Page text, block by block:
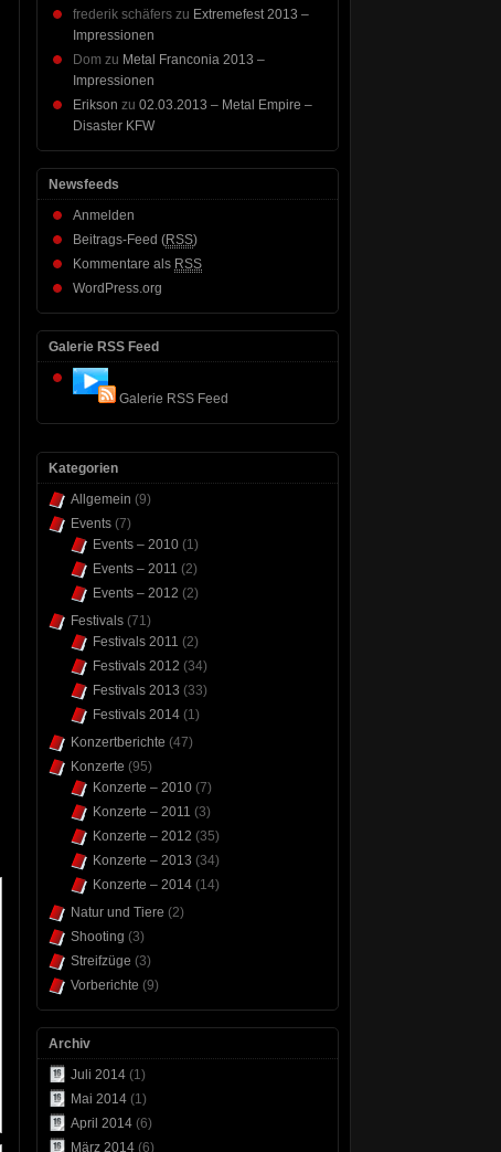
frederik schäfers zu Extremefest 2013 –
Impressionen
Dom zu Metal Franconia 2013 –
Impressionen
Erikson zu 02.03.2013 – Metal Empire –
Disaster KFW
Newsfeeds
Anmelden
Beitrags-Feed (RSS)
Kommentare als RSS
WordPress.org
Galerie RSS Feed
Galerie RSS Feed
Kategorien
Allgemein (9)
Events (7)
Events – 2010 (1)
Events – 2011 (2)
Events – 2012 (2)
Festivals (71)
Festivals 2011 (2)
Festivals 2012 (34)
Festivals 2013 (33)
Festivals 2014 (1)
Konzertberichte (47)
Konzerte (95)
Konzerte – 2010 (7)
Konzerte – 2011 (3)
Konzerte – 2012 (35)
Konzerte – 2013 (34)
Konzerte – 2014 (14)
Natur und Tiere (2)
Shooting (3)
Streifzüge (3)
Vorberichte (9)
Archiv
Juli 2014 (1)
Mai 2014 (1)
April 2014 (6)
März 2014 (6)